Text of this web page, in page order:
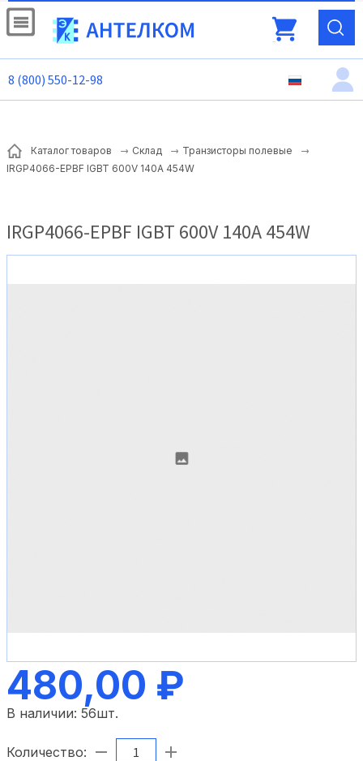
8 (800) 550-12-98
Каталог товаров Склад
Транзисторы полевые
IRGP4066-EPBF IGBT 600V 140A 454W
IRGP4066-EPBF IGBT 600V 140A 454W
480,00 ₽
В наличии: 56шт.
Количество: